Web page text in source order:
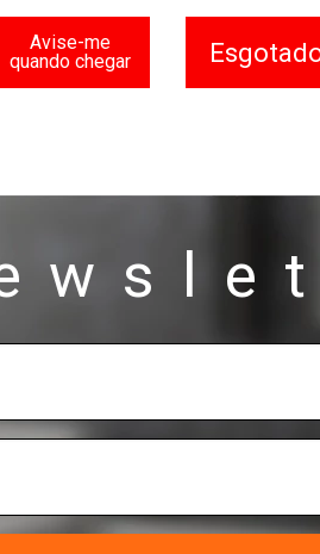
Avise-me
quando chegar